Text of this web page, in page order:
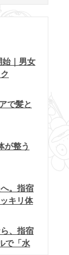
始｜男女
で髪と
が整う
。指宿
キリ体
、指宿
で「水